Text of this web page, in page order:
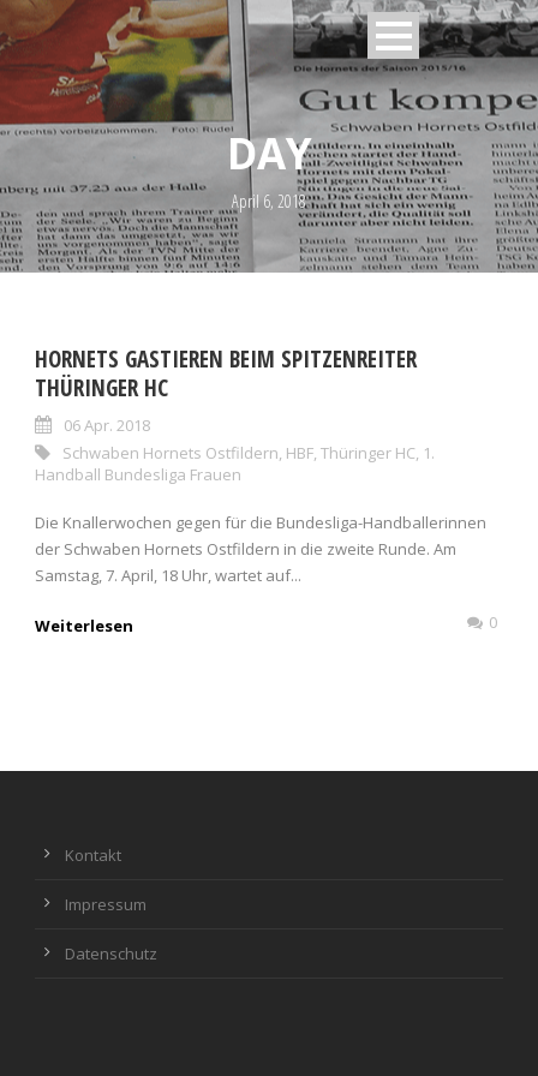
DAY
April 6, 2018
HORNETS GASTIEREN BEIM SPITZENREITER
THÜRINGER HC
06 Apr. 2018
Schwaben Hornets Ostfildern, HBF, Thüringer HC, 1.
Handball Bundesliga Frauen
Die Knallerwochen gegen für die Bundesliga-Handballerinnen
der Schwaben Hornets Ostfildern in die zweite Runde. Am
Samstag, 7. April, 18 Uhr, wartet auf...
Weiterlesen 0
Kontakt
Impressum
Datenschutz